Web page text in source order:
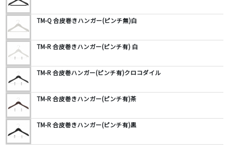
TM-Q 合皮巻きハンガー(ピンチ無)白
TM-R 合皮巻きハンガー(ピンチ有) 白
TM-R 合皮巻ハンガー(ピンチ有)クロコダイル
TM-R 合皮巻きハンガー(ピンチ有)茶
TM-R 合皮巻きハンガー(ピンチ有)黒